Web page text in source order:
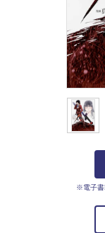
※電子書